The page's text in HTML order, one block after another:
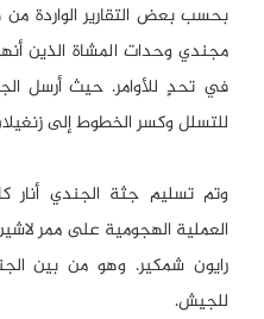
بحسب بعض التقارير الواردة
مجندي وحدات المشاة الذين
في تحدٍ للأوامر. حيث أرسل
للتسلل وكسر الخطوط إلى
العملية الهجومية على ممر
رايون شمكير. وهو من بين
للجيش.